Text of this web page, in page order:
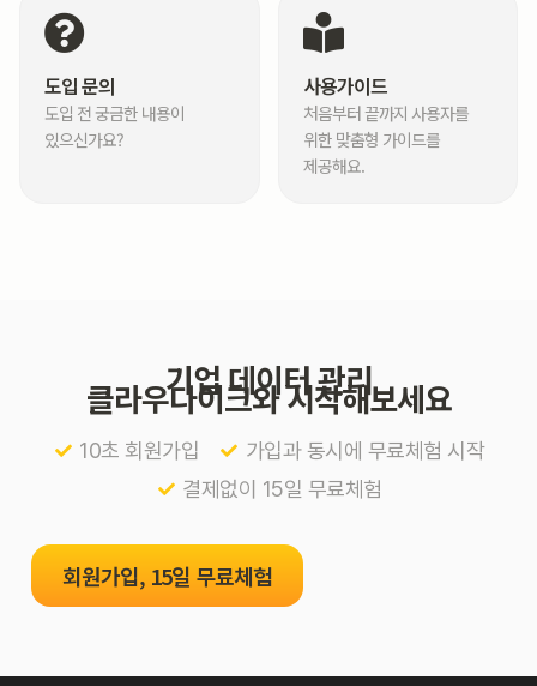
도입 문의
도입 전 궁금한 내용이
있으신가요?
사용가이드
처음부터 끝까지 사용자를
위한 맞춤형 가이드를
제공해요.
기업 데이터 관리
클라우다이크와 시작해보세요
10초 회원가입
가입과 동시에 무료체험 시작
결제없이 15일 무료체험
회원가입, 15일 무료체험